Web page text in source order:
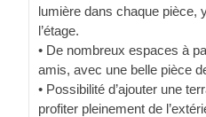
lumière dans chaque pièce,
l’étage.
• De nombreux espaces à
amis, avec une belle pièce
• Possibilité d’ajouter une
profiter pleinement de